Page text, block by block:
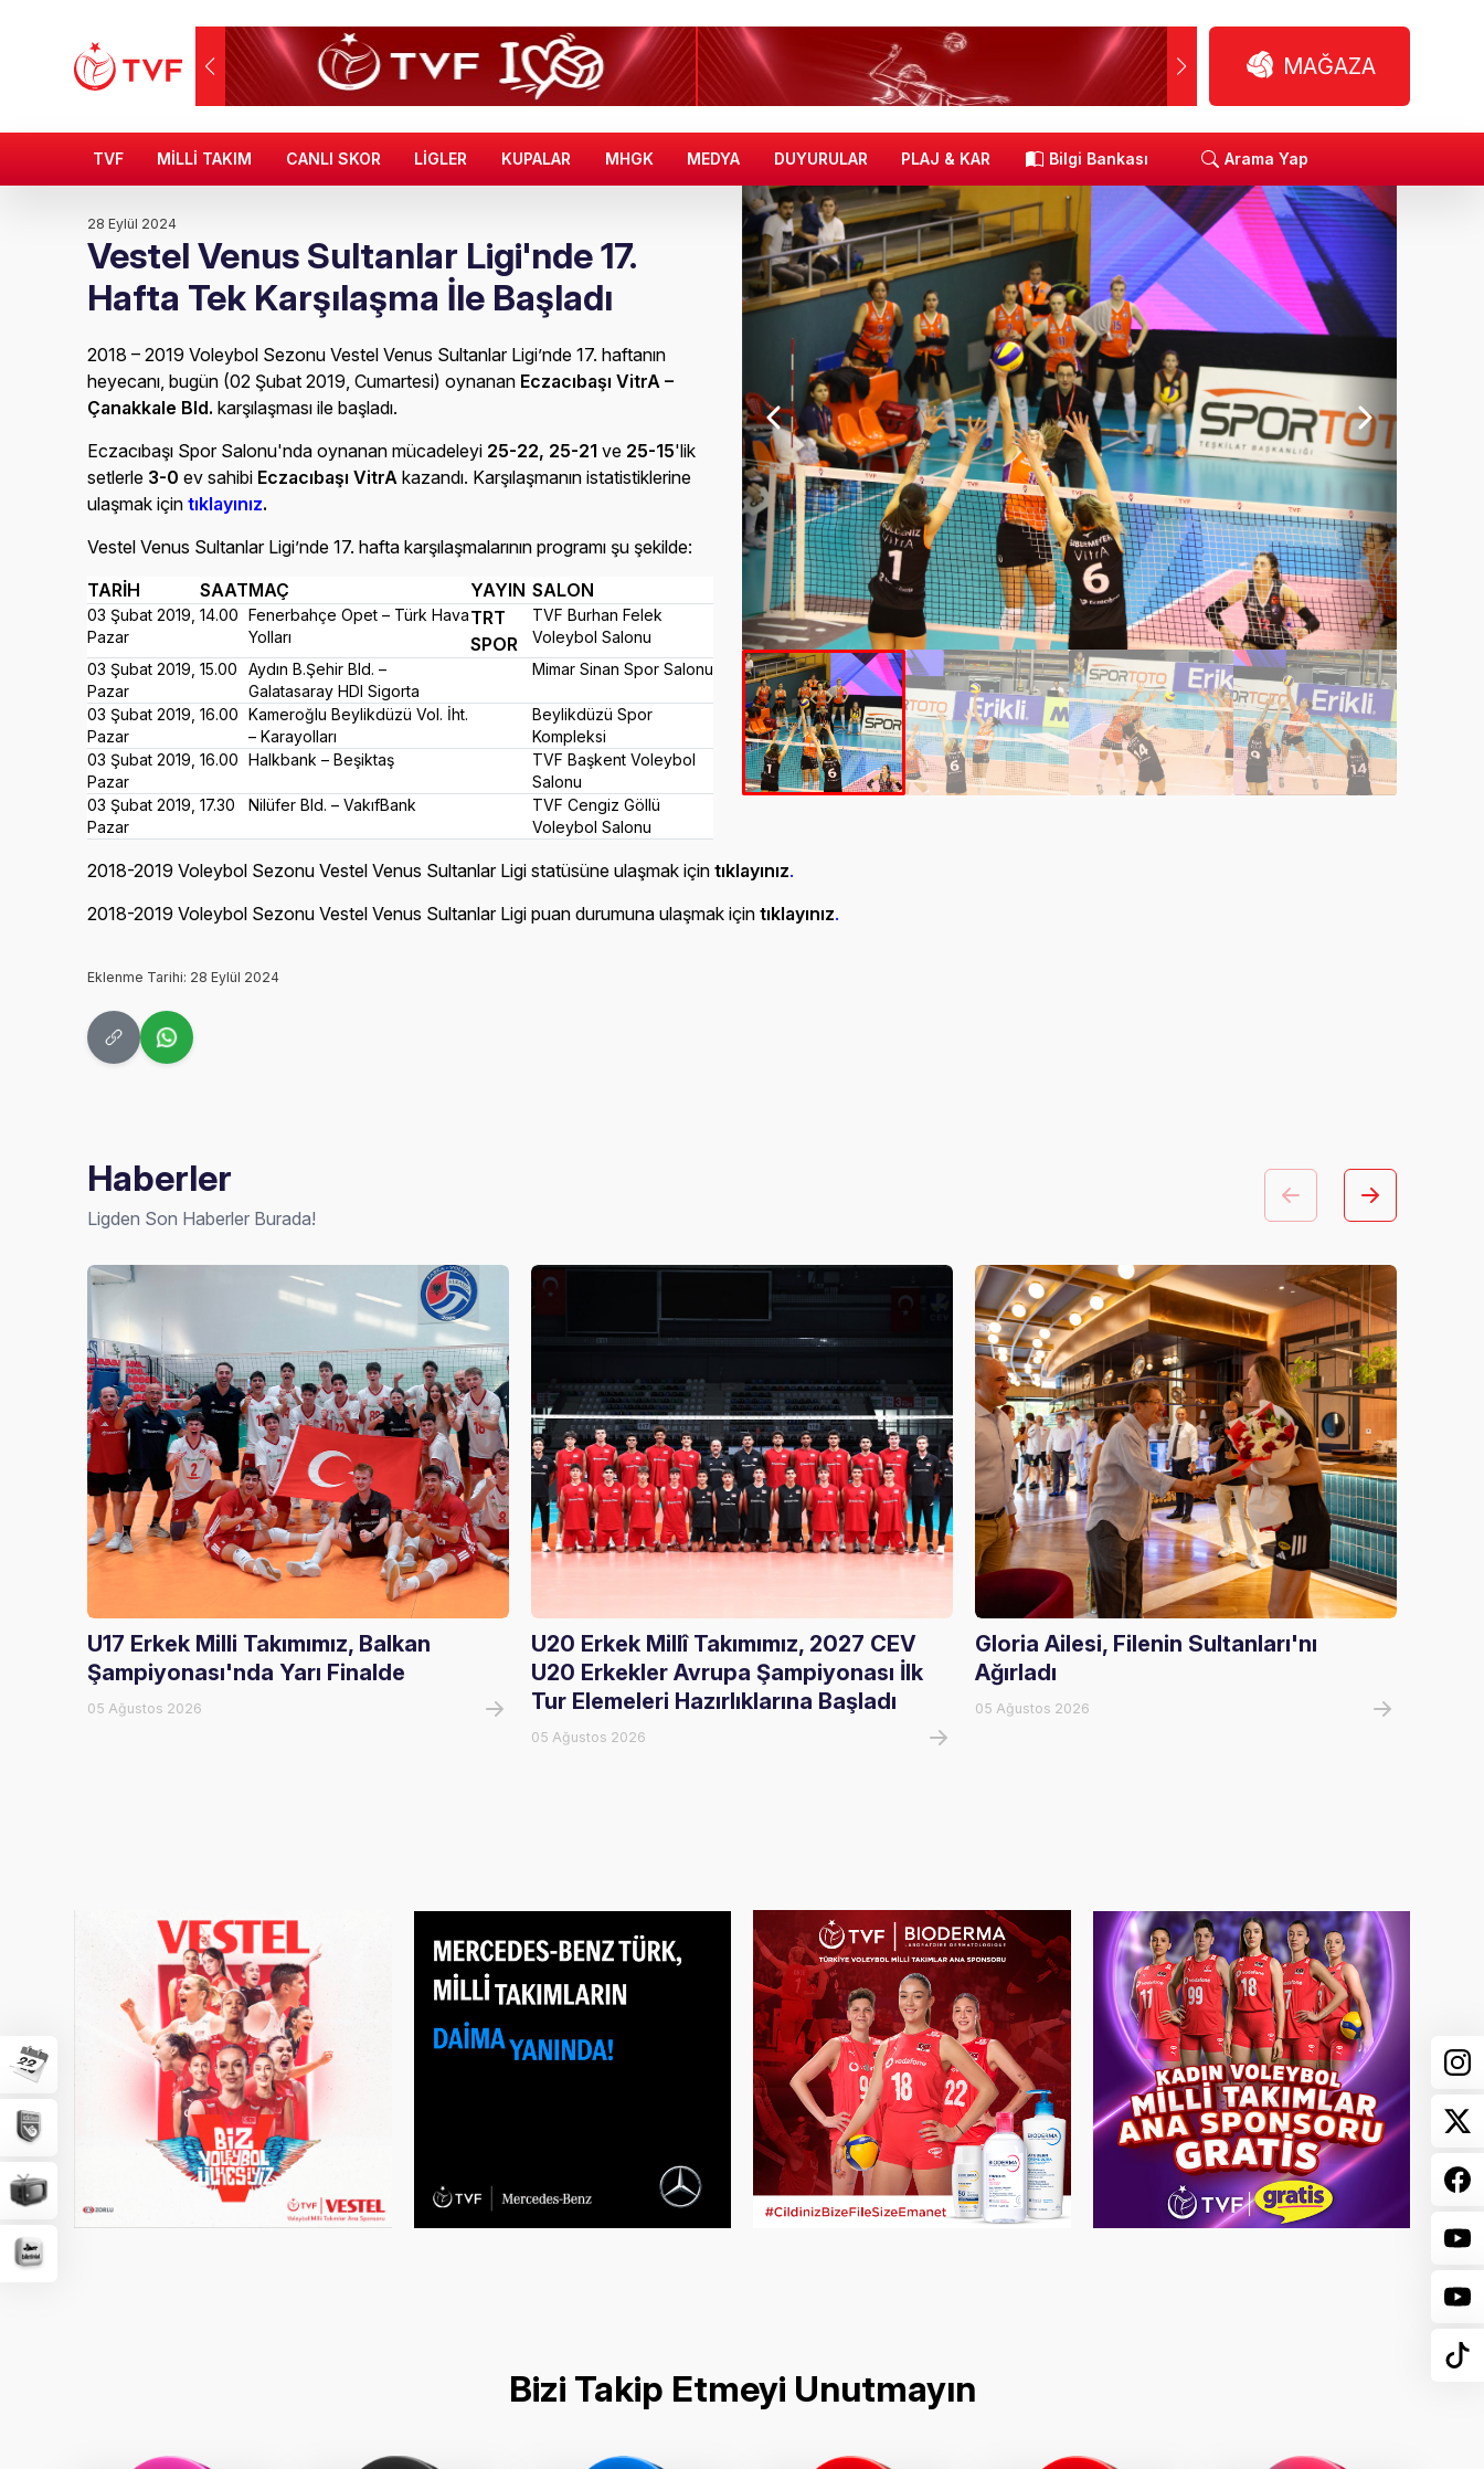
MAĞAZA
TVF MİLLİ TAKIM CANLI SKOR LİGLER KUPALAR MHGK MEDYA DUYURULAR PLAJ & KAR Bilgi Bankası Arama Yap
28 Eylül 2024
Vestel Venus Sultanlar Ligi'nde 17.
Hafta Tek Karşılaşma İle Başladı
2018 – 2019 Voleybol Sezonu Vestel Venus Sultanlar Ligi’nde 17. haftanın
heyecanı, bugün (02 Şubat 2019, Cumartesi) oynanan Eczacıbaşı VitrA –
Çanakkale Bld. karşılaşması ile başladı.
Eczacıbaşı Spor Salonu'nda oynanan mücadeleyi 25-22, 25-21 ve 25-15'lik
setlerle 3-0 ev sahibi Eczacıbaşı VitrA kazandı. Karşılaşmanın istatistiklerine
ulaşmak içintıklayınız.
Vestel Venus Sultanlar Ligi’nde 17. hafta karşılaşmalarının programı şu şekilde:
TARİH
SAATMAÇ YAYIN SALON
03 Şubat 2019,
Pazar
14.00
Fenerbahçe Opet – Türk Hava
Yolları
TRT
SPOR
TVF Burhan Felek
Voleybol Salonu
03 Şubat 2019,
Pazar
15.00
Aydın B.Şehir Bld. –
Galatasaray HDI Sigorta
Mimar Sinan Spor Salonu
03 Şubat 2019,
Pazar
16.00
Kameroğlu Beylikdüzü Vol. İht.
– Karayolları
Beylikdüzü Spor
Kompleksi
03 Şubat 2019,
Pazar
16.00 Halkbank – Beşiktaş
TVF Başkent Voleybol
Salonu
03 Şubat 2019,
Pazar
17.30 Nilüfer Bld. – VakıfBank
TVF Cengiz Göllü
Voleybol Salonu
2018-2019 Voleybol Sezonu Vestel Venus Sultanlar Ligi statüsüne ulaşmak içintıklayınız.
2018-2019 Voleybol Sezonu Vestel Venus Sultanlar Ligi puan durumuna ulaşmak içintıklayınız.
Eklenme Tarihi: 28 Eylül 2024
Haberler
Ligden Son Haberler Burada!
U17 Erkek Milli Takımımız, Balkan
Şampiyonası'nda Yarı Finalde
05 Ağustos 2026
U20 Erkek Millî Takımımız, 2027 CEV
U20 Erkekler Avrupa Şampiyonası İlk
Tur Elemeleri Hazırlıklarına Başladı
05 Ağustos 2026
Gloria Ailesi, Filenin Sultanları'nı
Ağırladı
05 Ağustos 2026
Bizi Takip Etmeyi Unutmayın